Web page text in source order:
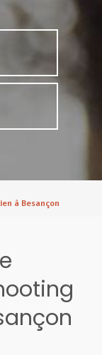
à Besançon